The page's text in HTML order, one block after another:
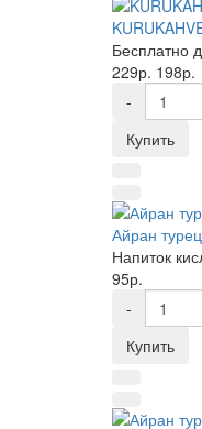
Бесплатно
229р. 198р.
-
Купить
Айран
Напиток
95р.
-
Купить